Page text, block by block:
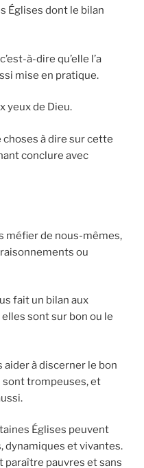
Églises dont le bilan
à-dire qu’elle l’a
mise en pratique.
yeux de Dieu.
choses à dire sur cette
conclure avec
méfier de nous-mêmes,
ou
fait un bilan aux
sont sur bon ou le
à discerner le bon
sont trompeuses, et
Églises peuvent
dynamiques et vivantes.
paraître pauvres et sans